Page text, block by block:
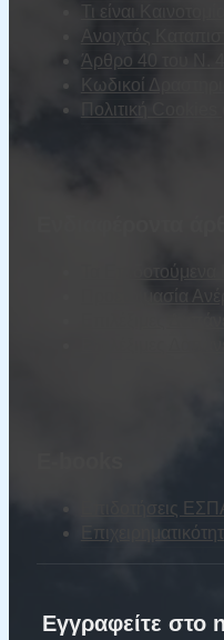
Τι είναι Καινοτομία
Ανοιχτός
Άρθρο 40 του Ν.
Κωδικοί
Πολιτική Cookies
Τα
Προετοιμασία
Επιλέξιμες
Επιλέξιμες
Επιδοτήσεις
Εγγραφείτε στο